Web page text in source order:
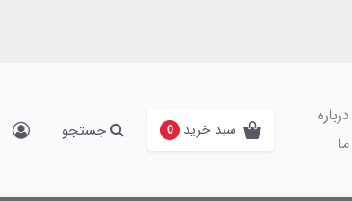
درباره
ما
سبد خرید 0 جستجو